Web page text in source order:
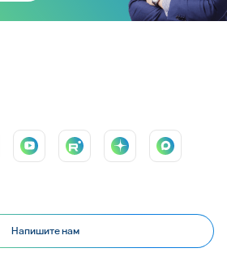
Напишите нам